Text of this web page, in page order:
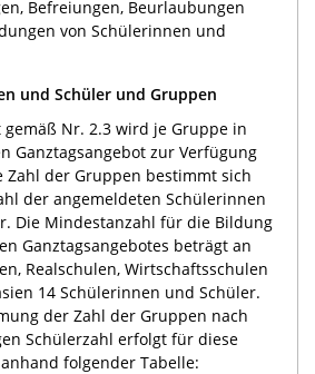
Befreiungen, Beurlaubungen
von Schülerinnen und
und Schüler und Gruppen
gemäß Nr. 2.3 wird je Gruppe in
Ganztagsangebot zur Verfügung
Zahl der Gruppen bestimmt sich
der angemeldeten Schülerinnen
Die Mindestanzahl für die Bildung
Ganztagsangebotes beträgt an
Realschulen, Wirtschaftsschulen
14 Schülerinnen und Schüler.
der Zahl der Gruppen nach
Schülerzahl erfolgt für diese
folgender Tabelle: